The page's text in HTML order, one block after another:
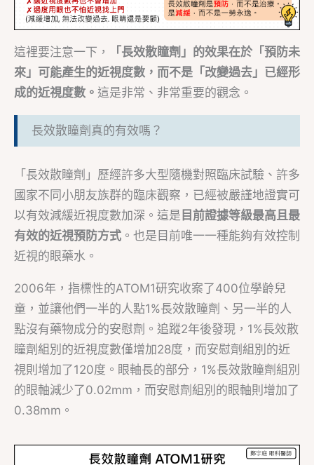
這裡要注意一下，
「長效散瞳劑」的效果在於「預防未
來」可能產生的近視度數，而不是「改變過去」已經形
成的近視度數。 這是非常、非常重要的觀念。
長效散瞳劑真的有效嗎？
「長效散瞳劑」歷經許多大型隨機對照臨床試驗、許多
國家不同小朋友族群的臨床觀察，已經被嚴謹地證實可
以有效減緩近視度數加深。這是 目前證據等級最高且最
有效的近視預防方式 。也是目前唯一一種能夠有效控制
近視的眼藥水。
2006年，指標性的ATOM1研究收案了400位學齡兒
童，並讓他們一半的人點1%長效散瞳劑、另一半的人
點沒有藥物成分的安慰劑。追蹤2年後發現，1%長效散
瞳劑組別的近視度數僅增加28度，而安慰劑組別的近
視則增加了120度。眼軸長的部分，1%長效散瞳劑組別
的眼軸減少了0.02mm，而安慰劑組別的眼軸則增加了
0.38mm。